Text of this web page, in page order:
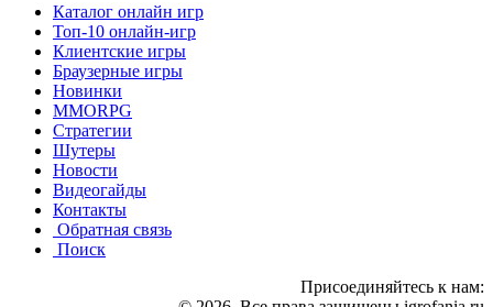
Каталог онлайн игр
Топ-10 онлайн-игр
Клиентские игры
Браузерные игры
Новинки
MMORPG
Стратегии
Шутеры
Новости
Видеогайды
Контакты
Обратная связь
Поиск
Присоединяйтесь к нам: